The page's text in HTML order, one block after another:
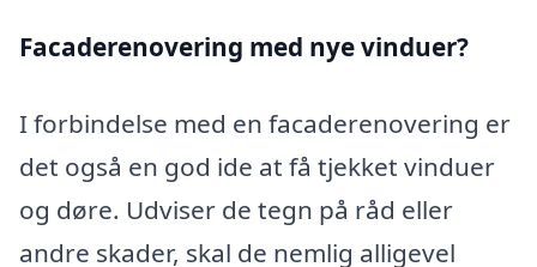
Facaderenovering med nye vinduer?
I forbindelse med en facaderenovering er
det også en god ide at få tjekket vinduer
og døre. Udviser de tegn på råd eller
andre skader, skal de nemlig alligevel